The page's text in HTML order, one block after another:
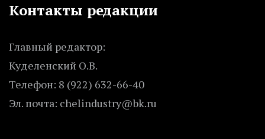
Контакты редакции
Главный редактор:
Куделенский О.В.
Телефон: 8 (922) 632-66-40
Эл. почта: chelindustry@bk.ru